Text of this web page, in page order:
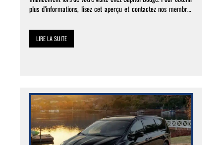
plus d’informations, lisez cet aperçu et contactez nos membres
[…]
LIRE LA SUITE